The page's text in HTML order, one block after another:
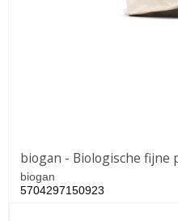
biogan - Biologische fijne
biogan
5704297150923